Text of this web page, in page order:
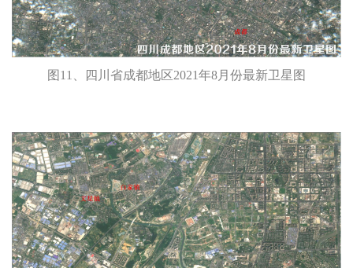
图11、四川省成都地区2021年8月份最新卫星图